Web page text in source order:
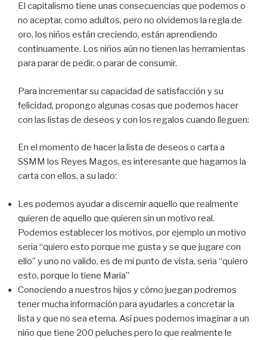
El capitalismo tiene unas consecuencias que podemos o
no aceptar, como adultos, pero no olvidemos la regla de
oro, los niños están creciendo, están aprendiendo
continuamente. Los niños aún no tienen las herramientas
para parar de pedir, o parar de consumir.
Para incrementar su capacidad de satisfacción y su
felicidad, propongo algunas cosas que podemos hacer
con las listas de deseos y con los regalos cuando lleguen:
En el momento de hacer la lista de deseos o carta a
SSMM los Reyes Magos, es interesante que hagamos la
carta con ellos, a su lado:
Les podemos ayudar a discernir aquello que realmente
quieren de aquello que quieren sin un motivo real.
Podemos establecer los motivos, por ejemplo un motivo
seria “quiero esto porque me gusta y se que jugare con
ello” y uno no valido, es de mi punto de vista, seria “quiero
esto, porque lo tiene Maria”
Conociendo a nuestros hijos y cómo juegan podremos
tener mucha información para ayudarles a concretar la
lista y que no sea eterna. Así pues podemos imaginar a un
niño que tiene 200 peluches pero lo que realmente le